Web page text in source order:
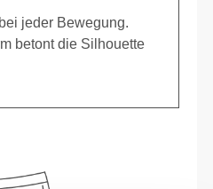
jeder Bewegung.
betont die Silhouette